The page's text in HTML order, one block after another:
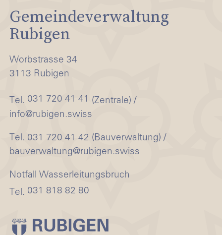
Gemeindeverwaltung
Rubigen
Worbstrasse 34
3113 Rubigen
Tel. 031 720 41 41 (Zentrale) /
info@rubigen.swiss
Tel. 031 720 41 42 (Bauverwaltung) /
bauverwaltung@rubigen.swiss
Notfall Wasserleitungsbruch
Tel. 031 818 82 80